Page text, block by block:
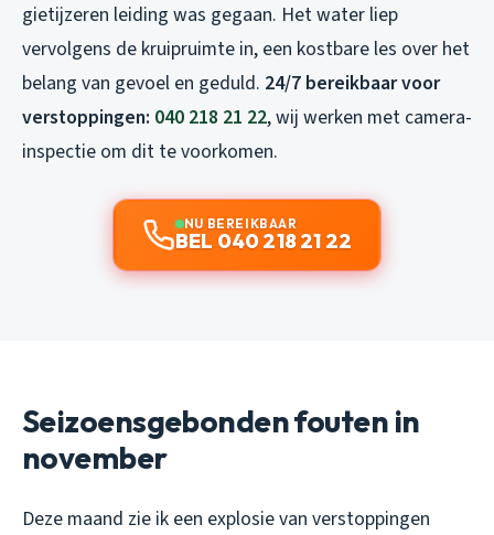
gietijzeren leiding was gegaan. Het water liep
vervolgens de kruipruimte in, een kostbare les over het
belang van gevoel en geduld. 24/7 bereikbaar voor
verstoppingen: 040 218 21 22, wij werken met camera-
inspectie om dit te voorkomen.
NU BEREIKBAAR
BEL 040 218 21 22
Seizoensgebonden fouten in
november
Deze maand zie ik een explosie van verstoppingen